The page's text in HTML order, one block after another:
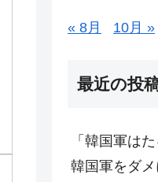
« 8月 10月 »
最近の投
「韓国軍は
韓国軍をダ